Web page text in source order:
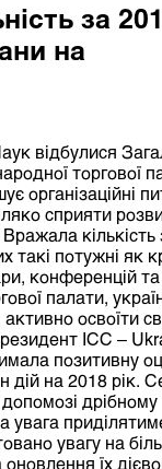
за
на
відбулися
торгової
сприяти
потужні як
конференцій
палати,
освоїти
ІСС –
на 2018 рік.
дрібному
увага
увагу на
їх